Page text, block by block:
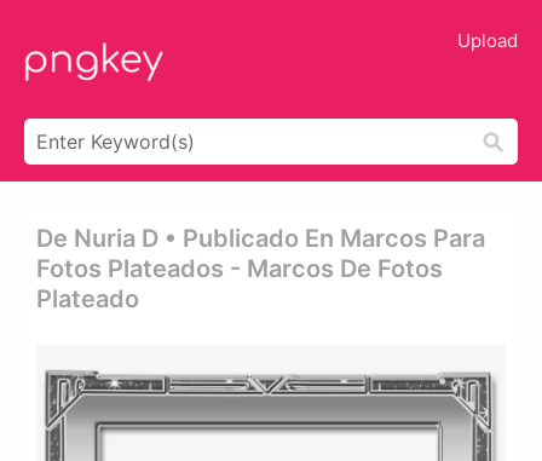
Upload
De Nuria D • Publicado En Marcos Para
Fotos Plateados - Marcos De Fotos
Plateado